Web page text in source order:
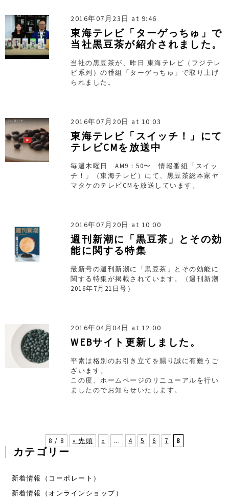
2016年07月23日 at 9:46
東海テレビ「ターゲっちゅ」で
当社黒豆茶が紹介されました。
当社の黒豆茶が、昨日 東海テレビ（フジテレ
ビ系列）の番組「ターゲっちゅ」で取り上げ
られました。
2016年07月20日 at 10:03
東海テレビ「スイッチ！」にて
テレビCMを放送中
毎週木曜日 AM9：50〜 情報番組「スイッ
チ！」（東海テレビ）にて、黒豆茶総本家ヤ
マタケのテレビCMを放送しています。
2016年07月20日 at 10:00
週刊新潮に「黒豆茶」とその効
能に関する特集
最新号の週刊新潮に「黒豆茶」とその効能に
関する特集が掲載されています。（週刊新潮
2016年7月21日号）
2016年04月04日 at 12:00
WEBサイト更新しました。
平素は格別のお引き立てを賜り誠に有難うご
ざいます。
この度、ホームページのリニューアルを行い
ましたのでお知らせいたします。
8 / 8 « 先頭 « ... 4 5 6 7 8
カテゴリー
新着情報（コーポレート）
新着情報（オンラインショップ）